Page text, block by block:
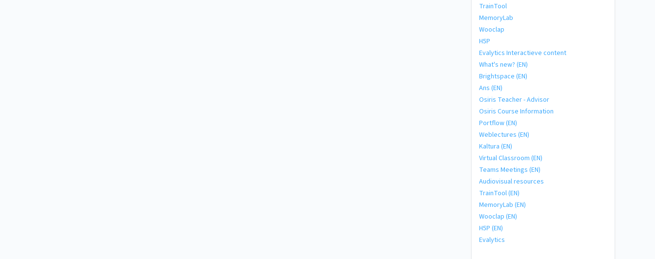
TrainTool
MemoryLab
Wooclap
H5P
Evalytics Interactieve content
What's new? (EN)
Brightspace (EN)
Ans (EN)
Osiris Teacher - Advisor
Osiris Course Information
Portflow (EN)
Weblectures (EN)
Kaltura (EN)
Virtual Classroom (EN)
Teams Meetings (EN)
Audiovisual resources
TrainTool (EN)
MemoryLab (EN)
Wooclap (EN)
H5P (EN)
Evalytics